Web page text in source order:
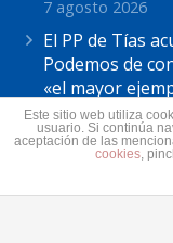
7 agosto 2026
El PP de Tías
Podemos de
«el mayor
7 agosto 2026
Astrid Pérez:
solidariza con
una política
Este sitio web utiliza
usuario. Si continúa
aceptación de las
cookies,